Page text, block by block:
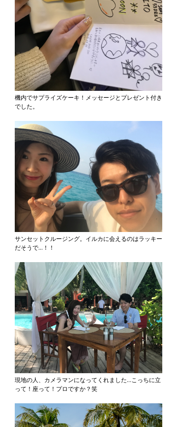
機内でサプライズケーキ！メッセージとプレゼント付き
でした。
サンセットクルージング。イルカに会えるのはラッキー
だそうで…！！
現地の人、カメラマンになってくれました…こっちに立
って！座って！プロですか？笑